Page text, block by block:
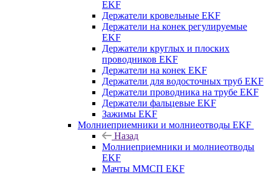
EKF
Держатели кровельные EKF
Держатели на конек регулируемые
EKF
Держатели круглых и плоских
проводников EKF
Держатели на конек EKF
Держатели для водосточных труб EKF
Держатели проводника на трубе EKF
Держатели фальцевые EKF
Зажимы EKF
Молниеприемники и молниеотводы EKF
Назад
Молниеприемники и молниеотводы
EKF
Мачты ММСП EKF